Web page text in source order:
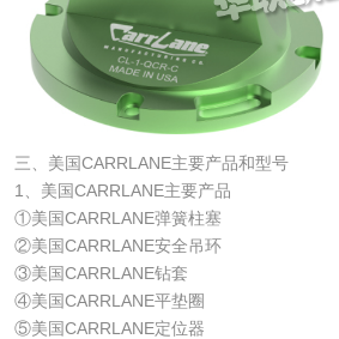
三、美国CARRLANE主要产品和型号
1、美国CARRLANE主要产品
①美国CARRLANE弹簧柱塞
②美国CARRLANE安全吊环
③美国CARRLANE钻套
④美国CARRLANE平垫圈
⑤美国CARRLANE定位器